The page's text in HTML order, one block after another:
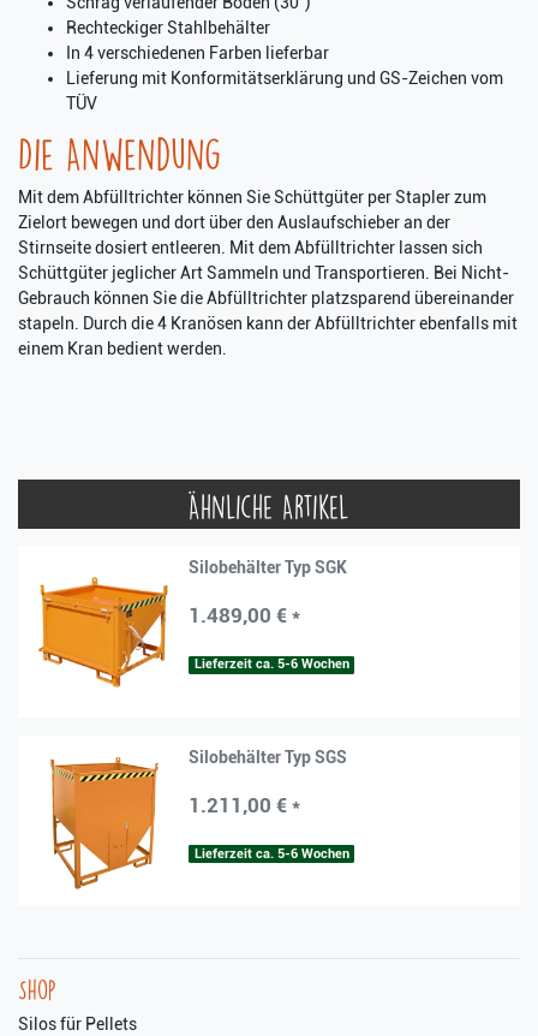
Rechteckiger Stahlbehälter
In 4 verschiedenen Farben lieferbar
Lieferung mit Konformitätserklärung und GS-Zeichen vom
TÜV
Die Anwendung
Mit dem Abfülltrichter können Sie Schüttgüter per Stapler zum
Zielort bewegen und dort über den Auslaufschieber an der
Stirnseite dosiert entleeren. Mit dem Abfülltrichter lassen sich
Schüttgüter jeglicher Art Sammeln und Transportieren. Bei Nicht-
Gebrauch können Sie die Abfülltrichter platzsparend übereinander
stapeln. Durch die 4 Kranösen kann der Abfülltrichter ebenfalls mit
einem Kran bedient werden.
Ähnliche Artikel
Silobehälter Typ SGK
1.489,00 € *
Lieferzeit ca. 5-6 Wochen
Silobehälter Typ SGS
1.211,00 € *
Lieferzeit ca. 5-6 Wochen
Shop
Silos für Pellets